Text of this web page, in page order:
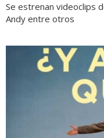
Se estrenan videoclips
Andy entre otros